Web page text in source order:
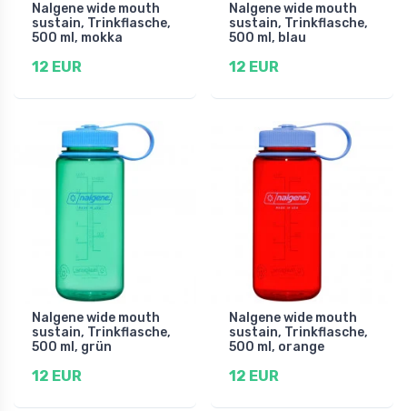
Nalgene wide mouth
sustain, Trinkflasche,
500 ml, mokka
12 EUR
Nalgene wide mouth
sustain, Trinkflasche,
500 ml, blau
12 EUR
Nalgene wide mouth
sustain, Trinkflasche,
500 ml, grün
12 EUR
Nalgene wide mouth
sustain, Trinkflasche,
500 ml, orange
12 EUR